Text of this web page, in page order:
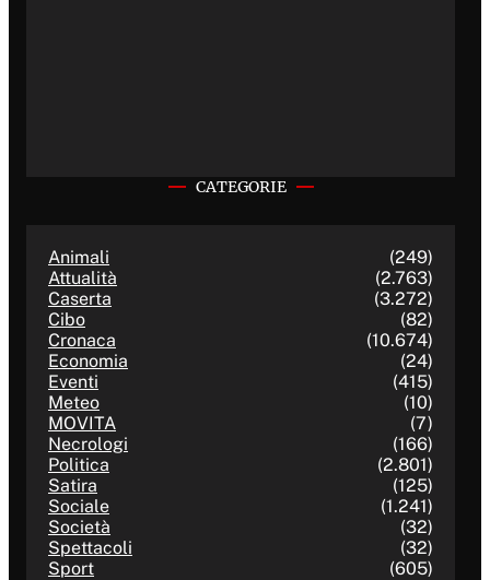
CATEGORIE
Animali
(249)
Attualità
(2.763)
Caserta
(3.272)
Cibo
(82)
Cronaca
(10.674)
Economia
(24)
Eventi
(415)
Meteo
(10)
MOVITA
(7)
Necrologi
(166)
Politica
(2.801)
Satira
(125)
Sociale
(1.241)
Società
(32)
Spettacoli
(32)
Sport
(605)